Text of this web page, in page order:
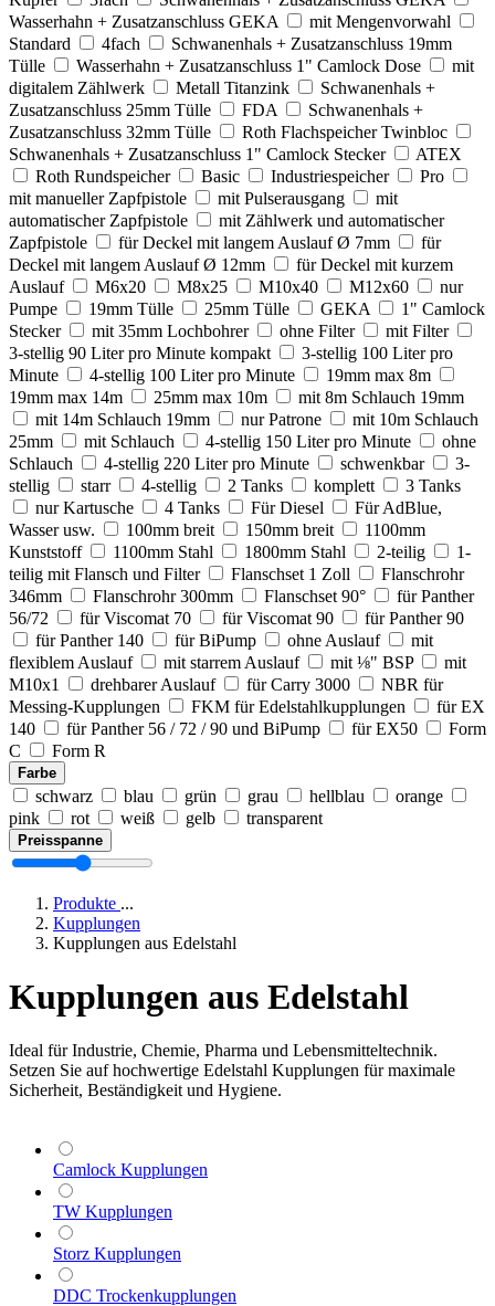
Wasserhahn + Zusatzanschluss GEKA
mit Mengenvorwahl
Standard
4fach
Schwanenhals + Zusatzanschluss 19mm
Tülle
Wasserhahn + Zusatzanschluss 1" Camlock Dose
mit
digitalem Zählwerk
Metall Titanzink
Schwanenhals +
Zusatzanschluss 25mm Tülle
FDA
Schwanenhals +
Zusatzanschluss 32mm Tülle
Roth Flachspeicher Twinbloc
Schwanenhals + Zusatzanschluss 1" Camlock Stecker
ATEX
Roth Rundspeicher
Basic Industriespeicher
Pro
mit manueller Zapfpistole
mit Pulserausgang
mit
automatischer Zapfpistole
mit Zählwerk und automatischer
Zapfpistole
für Deckel mit langem Auslauf Ø 7mm
für
Deckel mit langem Auslauf Ø 12mm
für Deckel mit kurzem
Auslauf
M6x20 M8x25 M10x40 M12x60
nur
Pumpe
19mm Tülle 25mm Tülle GEKA
1" Camlock
Stecker
mit 35mm Lochbohrer ohne Filter
mit Filter
3-stellig 90 Liter pro Minute kompakt
3-stellig 100 Liter pro
Minute
4-stellig 100 Liter pro Minute
19mm max 8m
19mm max 14m
25mm max 10m
mit 8m Schlauch 19mm
mit 14m Schlauch 19mm
nur Patrone
mit 10m Schlauch
25mm
mit Schlauch 4-stellig 150 Liter pro Minute
ohne
Schlauch
4-stellig 220 Liter pro Minute schwenkbar
3-
stellig
starr 4-stellig 2 Tanks komplett
3 Tanks
nur Kartusche
4 Tanks Für Diesel
Für AdBlue,
Wasser usw.
100mm breit 150mm breit
1100mm
Kunststoff
1100mm Stahl 1800mm Stahl 2-teilig
1-
teilig mit Flansch und Filter
Flanschset 1 Zoll
Flanschrohr
346mm
Flanschrohr 300mm Flanschset 90°
für Panther
56/72
für Viscomat 70 für Viscomat 90
für Panther 90
für Panther 140
für BiPump ohne Auslauf
mit
flexiblem Auslauf
mit starrem Auslauf mit ⅛" BSP
mit
M10x1
drehbarer Auslauf für Carry 3000
NBR für
Messing-Kupplungen
FKM für Edelstahlkupplungen
für EX
140
für Panther 56 / 72 / 90 und BiPump für EX50
Form
C
Form R
Farbe
schwarz blau grün grau hellblau
orange
pink
rot weiß gelb transparent
Preisspanne
Produkte ...
Kupplungen
Kupplungen aus Edelstahl
Kupplungen aus Edelstahl
Ideal für Industrie, Chemie, Pharma und Lebensmitteltechnik.
Setzen Sie auf hochwertige Edelstahl Kupplungen für maximale
Sicherheit, Beständigkeit und Hygiene.
Camlock Kupplungen
TW Kupplungen
Storz Kupplungen
DDC Trockenkupplungen